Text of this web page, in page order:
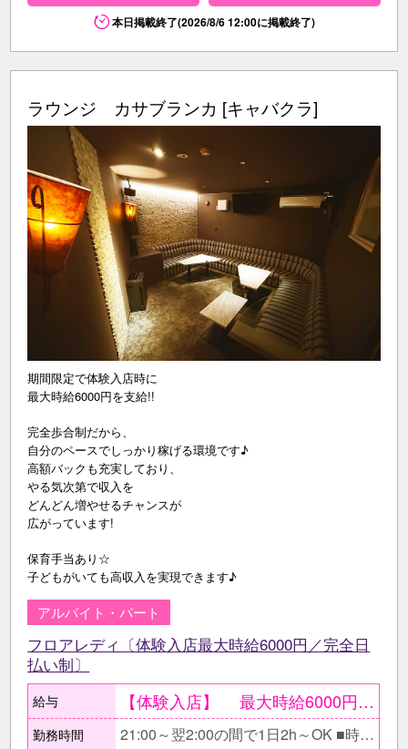
本日掲載終了(2026/8/6 12:00に掲載終了)
ラウンジ カサブランカ [キャバクラ]
期間限定で体験入店時に
最大時給6000円を支給!!
完全歩合制だから、
自分のペースでしっかり稼げる環境です♪
高額バックも充実しており、
やる気次第で収入を
どんどん増やせるチャンスが
広がっています!
保育手当あり☆
子どもがいても高収入を実現できます♪
アルバイト・パート
フロアレディ〔体験入店最大時給6000円／完全日
払い制〕
給与 【体験入店】 最大時給6000円〔期間限定〕 ●当日現金で全額支給。 ○体験入店は一度ではなく複数回OK。 【在籍後】 時給2500円～3000円＋ 各種高額バック有 ●同伴・指名バック100％、 ボトルキープバック30％、 その他月〆賞与有 《完全歩合制度》 時給や高額バックに加え、 完全歩合制も導入しています◎ 選べるシステムを採用しているので、 ｢自分の力でしっかり稼ぎたい！｣ という方に最適な仕組みです！ 【月収例】 ≪お昼の仕事後に働くAさん/OL≫ 時給2500円×1日3h×週2～3日〔月8日〕 ＝月収6万円+各種バック ≪しっかり稼ぎたいBさん/フリーター≫ 時給2500円×1日5h×週5日〔月20日〕 ＝月収25万円+各種バック
勤務時間 21:00～翌2:00の間で1日2h～OK ■時間帯・日数は相談に応じます。 □Wワークの方も無理なく働ける！ ⇒お昼の仕事が終わって少しゆっくりしてからの出勤も可能♪ ■日によって勤務時間の変更もＯＫ！ ⇒週末は普段より長めに働きたい！といった希望にも応じます！ □出勤・退勤時間の相談もOK！ ⇒休みにちょっとだけ働きたい、22時から３時間だけなど、週や月によっての調整も可能です♪